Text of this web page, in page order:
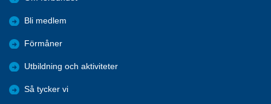
Bli medlem
Förmåner
Utbildning och aktiviteter
Så tycker vi